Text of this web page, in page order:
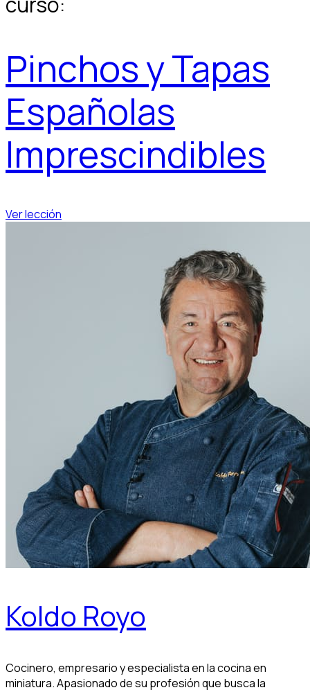
Pinchos y Tapas
Españolas
Imprescindibles
Ver lección
Koldo Royo
Cocinero, empresario y especialista en la cocina en
miniatura. Apasionado de su profesión que busca la